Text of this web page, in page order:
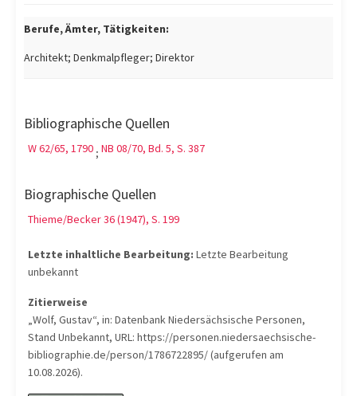
Berufe, Ämter, Tätigkeiten:
Architekt; Denkmalpfleger; Direktor
Bibliographische Quellen
W 62/65, 1790 ; NB 08/70, Bd. 5, S. 387
Biographische Quellen
Thieme/Becker 36 (1947), S. 199
Letzte inhaltliche Bearbeitung: Letzte Bearbeitung
unbekannt
Zitierweise
„Wolf, Gustav“, in: Datenbank Niedersächsische Personen,
Stand Unbekannt, URL: https://personen.niedersaechsische-
bibliographie.de/person/1786722895/ (aufgerufen am
10.08.2026).